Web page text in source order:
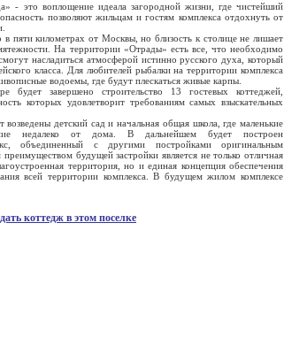
- это воплощение идеала загородной жизни, где чистейший
позволяют жильцам и гостям комплекса отдохнуть от
пяти километрах от Москвы, но близость к столице не лишает
На территории «Отрады» есть все, что необходимо
насладиться атмосферой истинно русского духа, который
класса. Для любителей рыбалки на территории комплекса
водоемы, где будут плескаться живые карпы.
завершено строительство 13 гостевых коттеджей,
которых удовлетворит требованиям самых взыскательных
детский сад и начальная общая школа, где маленькие
недалеко от дома. В дальнейшем будет построен
объединенный с другими постройками оригинальным
будущей застройки является не только отличная
территория, но и единая концепция обеспечения
всей территории комплекса. В будущем жилом комплексе
коттедж в этом поселке